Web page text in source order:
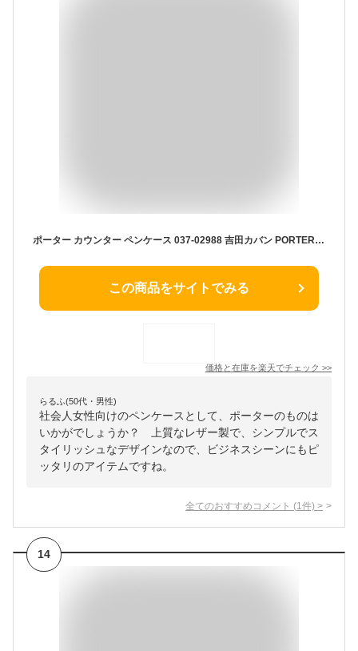
ポーター カウンター ペンケース 037-02988 吉田カバン PORTER ペンケース COUNTER カウンター 037-02988 メンズ レディース 人気 ブランド おしゃれ 革 レザー 日本製 正規取扱店 楽天 カバン ギフト
この商品をサイトでみる
価格と在庫を楽天でチェック >>
らるふ(50代・男性)
社会人女性向けのペンケースとして、ポーターのものは
いかがでしょうか？ 上質なレザー製で、シンプルでス
タイリッシュなデザインなので、ビジネスシーンにもピ
ッタリのアイテムですね。
全てのおすすめコメント (1 件) >
14